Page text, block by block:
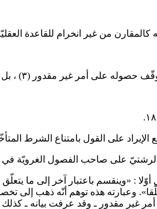
كالمقارن من غير انخرام للقاعدة
حصوله على أمر غير مقدور (٣) ،
الإيراد على القول بامتناع الشرط
: «وينقسم باعتبار آخر إلى ما
وعبارته هذه توهم أنّه ذهب إلى
غير مقدور ـ وقد عرفت بيانه ـ